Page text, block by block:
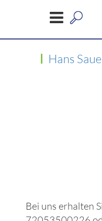
Hans
Bei uns erhalten